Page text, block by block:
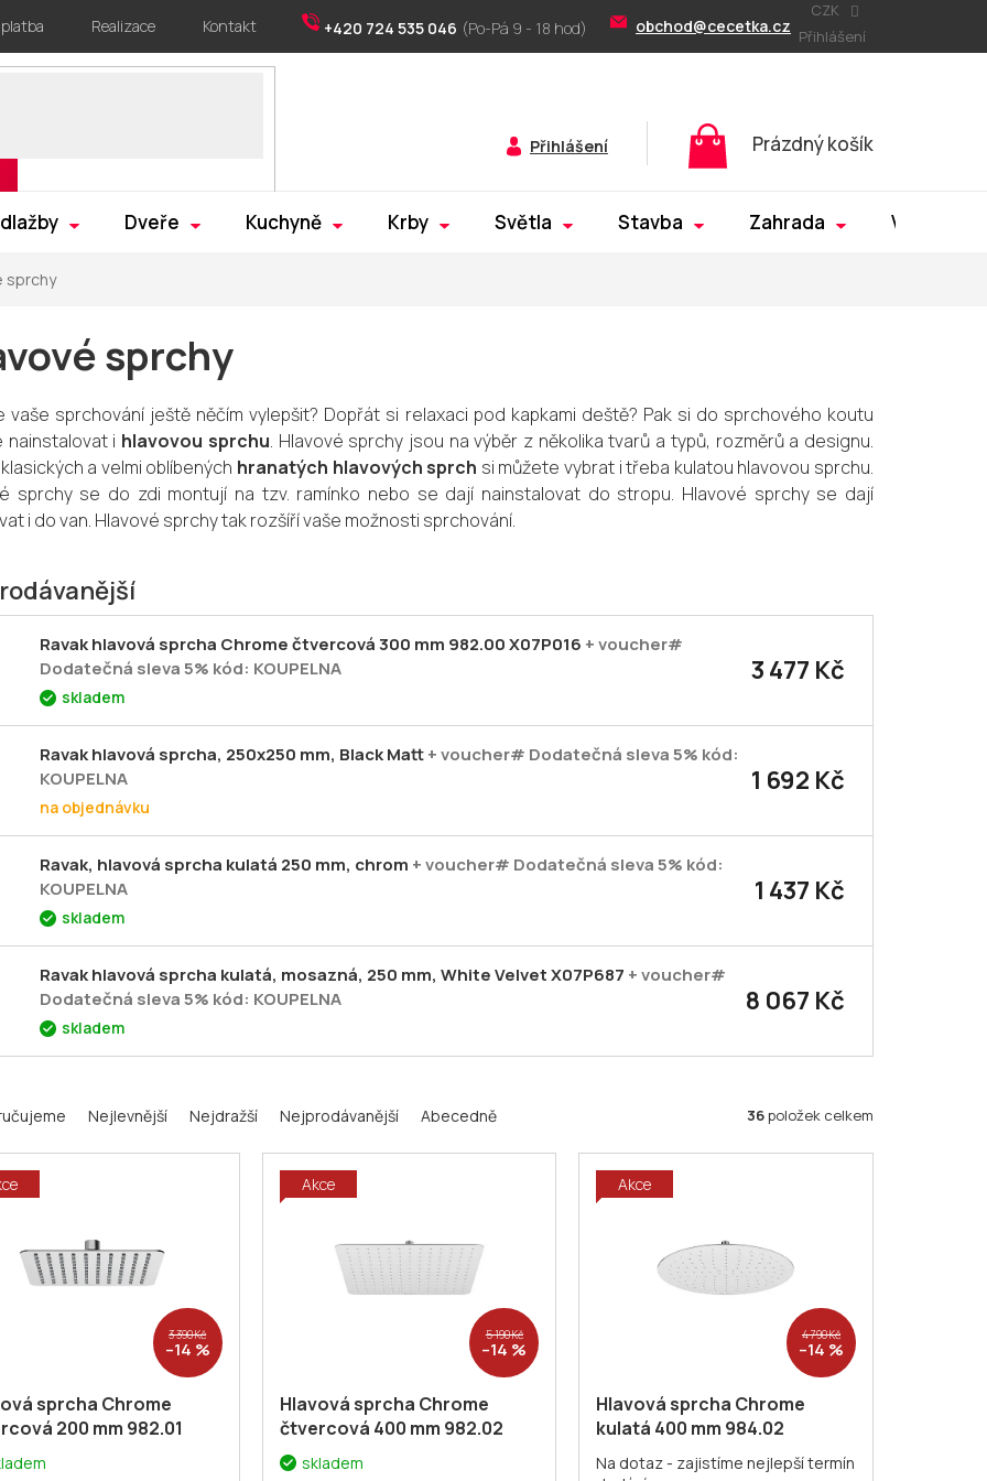
+420 724 535 046 obchod@cecetka.cz
Realizace Kontakt
CZK
Přihlášení
Přihlášení
Nákupní
košík
Prázdný košík
Dveře Kuchyně Krby Světla Stavba Zahrada Výprodej
sprchy
sprchy
vaše sprchování ještě něčím vylepšit? Dopřát si relaxaci pod kapkami deště? Pak si do sprchového koutu
nainstalovat i hlavovou sprchu. Hlavové sprchy jsou na výběr z několika tvarů a typů, rozměrů a designu.
a velmi oblíbených hranatých hlavových sprch si můžete vybrat i třeba kulatou hlavovou sprchu.
sprchy se do zdi montují na tzv. ramínko nebo se dají nainstalovat do stropu. Hlavové sprchy se dají
i do van. Hlavové sprchy tak rozšíří vaše možnosti sprchování.
Ravak hlavová sprcha Chrome čtvercová 300 mm 982.00 X07P016 + voucher#
Dodatečná sleva 5% kód: KOUPELNA
skladem
3 477 Kč
Ravak hlavová sprcha, 250x250 mm, Black Matt+ voucher# Dodatečná sleva 5% kód:
KOUPELNA
na objednávku
1 692 Kč
Ravak, hlavová sprcha kulatá 250 mm, chrom + voucher# Dodatečná sleva 5% kód:
KOUPELNA
skladem
1 437 Kč
Ravak hlavová sprcha kulatá, mosazná, 250 mm, White Velvet X07P687 + voucher#
Dodatečná sleva 5% kód: KOUPELNA
skladem
8 067 Kč
Nejlevnější Nejdražší Nejprodávanější Abecedně 36položek celkem
3 390 Kč
–14 %
sprcha Chrome
200 mm 982.01
sprcha Slim Chrome,
Akce
5 190 Kč
–14 %
Hlavová sprcha Chrome
čtvercová 400 mm 982.02
Hlavová sprcha Slim,
skladem
Akce
4 790 Kč
–14 %
Hlavová sprcha Chrome
kulatá 400 mm 984.02
Hlavová sprcha Slim,
Na dotaz - zajistíme nejlepší termín